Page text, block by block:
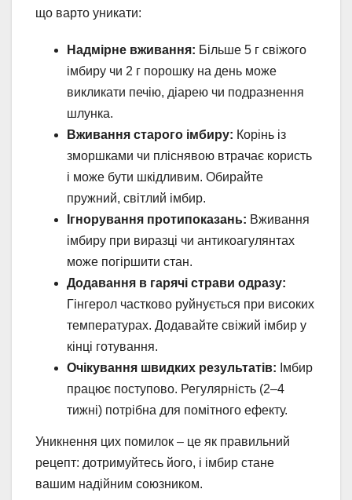
що варто уникати:
Надмірне вживання: Більше 5 г свіжого
імбиру чи 2 г порошку на день може
викликати печію, діарею чи подразнення
шлунка.
Вживання старого імбиру: Корінь із
зморшками чи пліснявою втрачає користь
і може бути шкідливим. Обирайте
пружний, світлий імбир.
Ігнорування протипоказань: Вживання
імбиру при виразці чи антикоагулянтах
може погіршити стан.
Додавання в гарячі страви одразу:
Гінгерол частково руйнується при високих
температурах. Додавайте свіжий імбир у
кінці готування.
Очікування швидких результатів: Імбир
працює поступово. Регулярність (2–4
тижні) потрібна для помітного ефекту.
Уникнення цих помилок – це як правильний
рецепт: дотримуйтесь його, і імбир стане
вашим надійним союзником.